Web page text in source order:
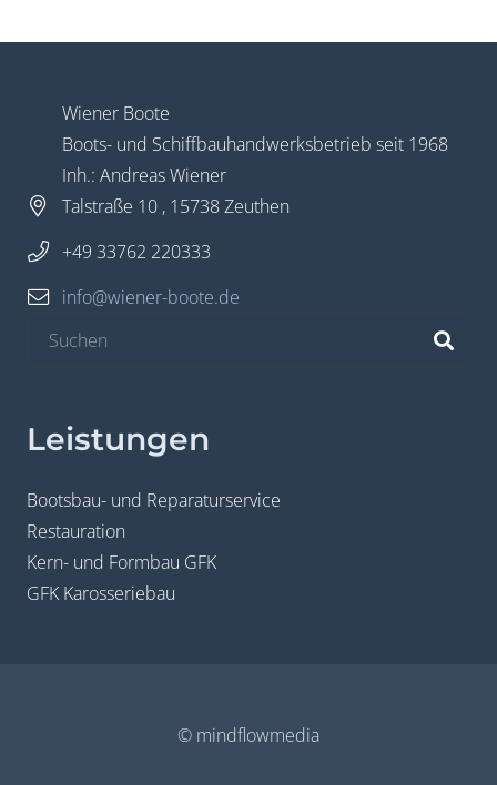
Wiener Boote
Boots- und Schiffbauhandwerksbetrieb seit 1968
Inh.: Andreas Wiener
Talstraße 10 , 15738 Zeuthen
+49 33762 220333
info@wiener-boote.de
Leistungen
Bootsbau- und Reparaturservice
Restauration
Kern- und Formbau GFK
GFK Karosseriebau
© mindflowmedia